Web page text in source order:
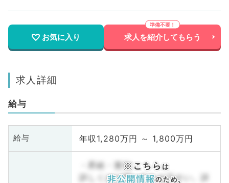
お気に入り 求人を紹介してもらう
求人詳細
給与
給与 年収1,280万円 ～ 1,800万円
・昇給・賞与
詳しくはお問い合わせ下さい。詳